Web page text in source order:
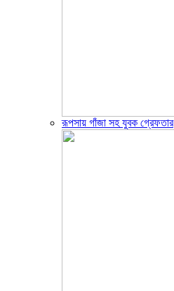
রূপসায় গাঁজা সহ যুবক গ্রেফতার